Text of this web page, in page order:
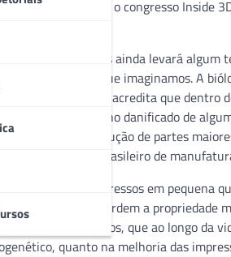
e debates durante o congresso Inside
São Paulo.
e funcionais ainda levará algum
muito antes do que imaginamos. A
Dernowsek, acredita que
de um trecho danificado de
e produção de partes
do cenário brasileiro de
humanos bioimpressos em pequena
ou seja, eles perdem a propriedade
os tecidos humanos, que ao longo da
quanto na melhoria das